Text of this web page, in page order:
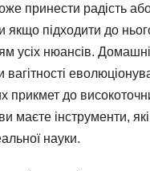
принести радість
якщо підходити до
усіх нюансів.
вагітності
прикмет до
маєте інструменти,
науки.